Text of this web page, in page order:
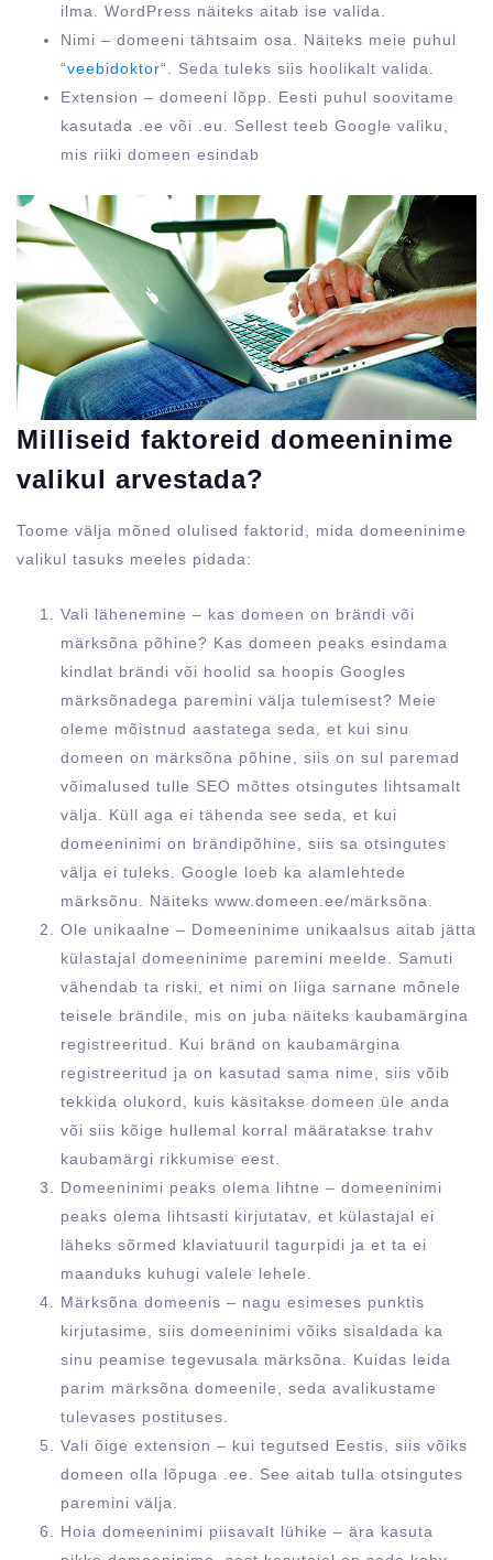
ilma. WordPress näiteks aitab ise valida.
Nimi – domeeni tähtsaim osa. Näiteks meie puhul
“veebidoktor“. Seda tuleks siis hoolikalt valida.
Extension – domeeni lõpp. Eesti puhul soovitame
kasutada .ee või .eu. Sellest teeb Google valiku,
mis riiki domeen esindab
Milliseid faktoreid domeeninime
valikul arvestada?
Toome välja mõned olulised faktorid, mida domeeninime
valikul tasuks meeles pidada:
Vali lähenemine – kas domeen on brändi või
märksõna põhine? Kas domeen peaks esindama
kindlat brändi või hoolid sa hoopis Googles
märksõnadega paremini välja tulemisest? Meie
oleme mõistnud aastatega seda, et kui sinu
domeen on märksõna põhine, siis on sul paremad
võimalused tulle SEO mõttes otsingutes lihtsamalt
välja. Küll aga ei tähenda see seda, et kui
domeeninimi on brändipõhine, siis sa otsingutes
välja ei tuleks. Google loeb ka alamlehtede
märksõnu. Näiteks www.domeen.ee/märksõna.
Ole unikaalne – Domeeninime unikaalsus aitab jätta
külastajal domeeninime paremini meelde. Samuti
vähendab ta riski, et nimi on liiga sarnane mõnele
teisele brändile, mis on juba näiteks kaubamärgina
registreeritud. Kui bränd on kaubamärgina
registreeritud ja on kasutad sama nime, siis võib
tekkida olukord, kuis käsitakse domeen üle anda
või siis kõige hullemal korral määratakse trahv
kaubamärgi rikkumise eest.
Domeeninimi peaks olema lihtne – domeeninimi
peaks olema lihtsasti kirjutatav, et külastajal ei
läheks sõrmed klaviatuuril tagurpidi ja et ta ei
maanduks kuhugi valele lehele.
Märksõna domeenis – nagu esimeses punktis
kirjutasime, siis domeeninimi võiks sisaldada ka
sinu peamise tegevusala märksõna. Kuidas leida
parim märksõna domeenile, seda avalikustame
tulevases postituses.
Vali õige extension – kui tegutsed Eestis, siis võiks
domeen olla lõpuga .ee. See aitab tulla otsingutes
paremini välja.
Hoia domeeninimi piisavalt lühike – ära kasuta